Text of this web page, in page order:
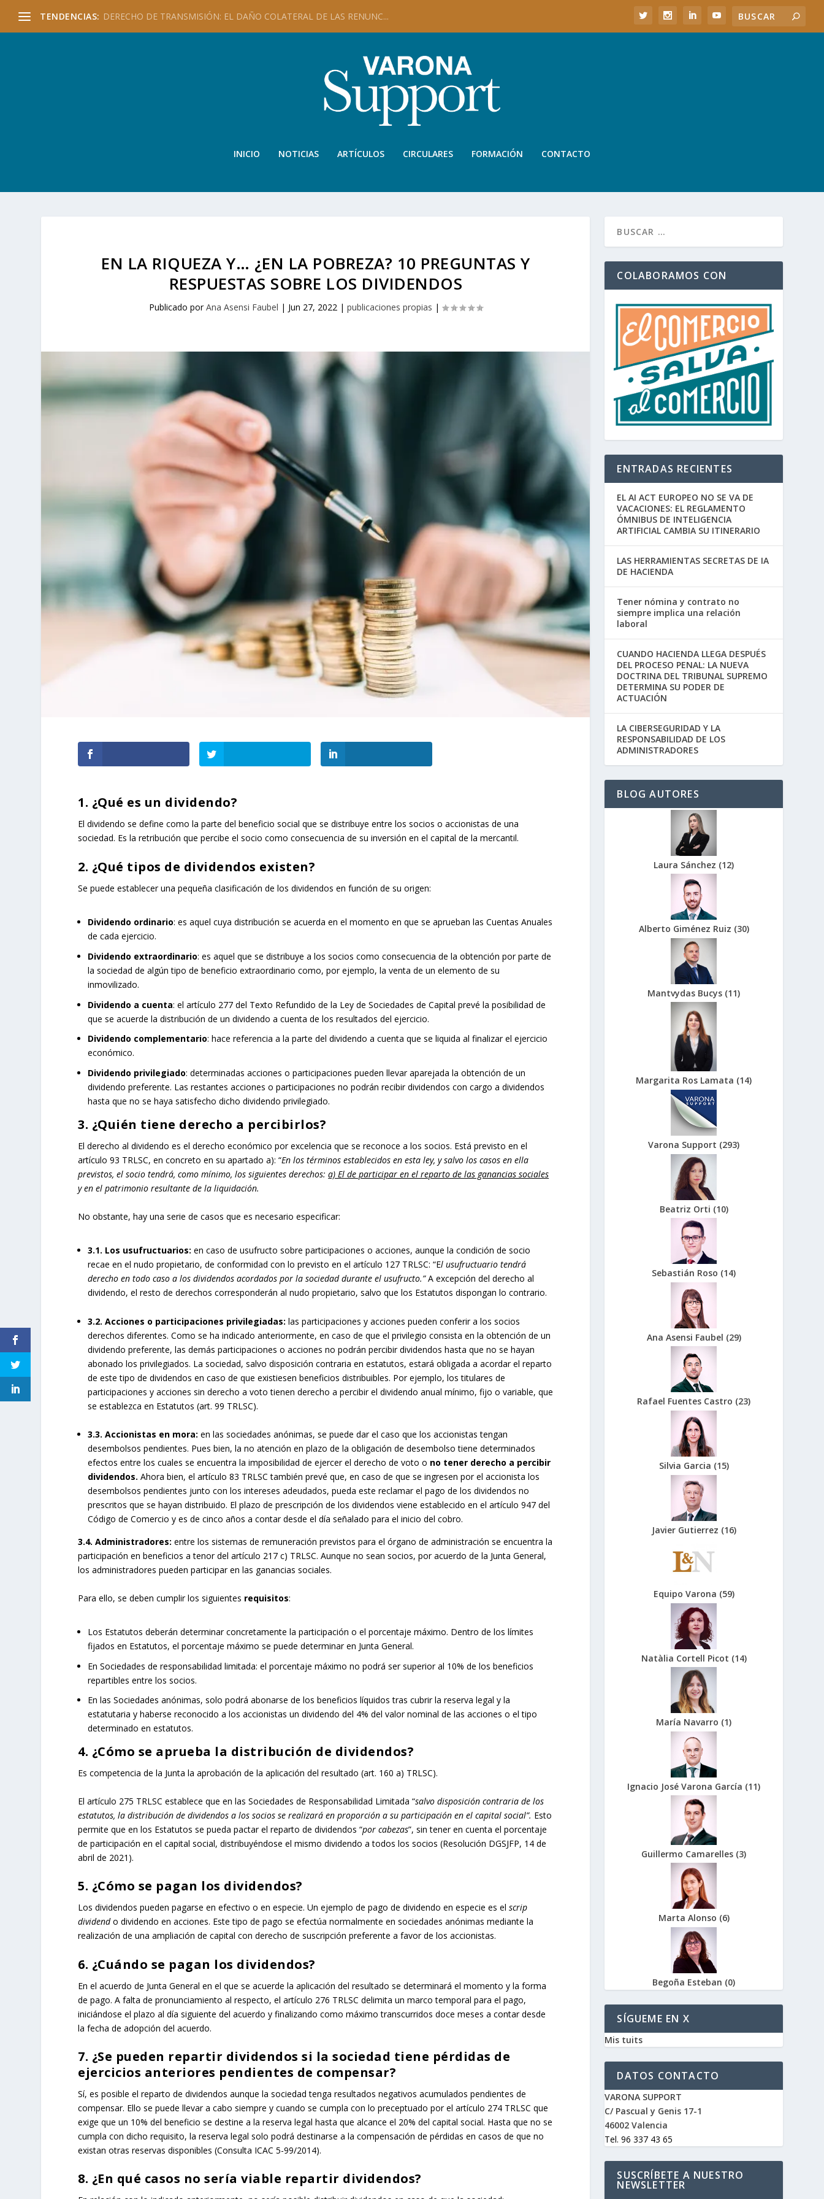
TENDENCIAS: RESUMEN DE PRENSA: LOS MEDIOS DE COMUNICACIÓN INFORMAN ...
INICIO NOTICIAS ARTÍCULOS CIRCULARES FORMACIÓN CONTACTO
EN LA RIQUEZA Y… ¿EN LA POBREZA? 10 PREGUNTAS Y
RESPUESTAS SOBRE LOS DIVIDENDOS
Publicado porAna Asensi Faubel | Jun 27, 2022| publicaciones propias |
1. ¿Qué es un dividendo?
El dividendo se define como la parte del beneficio social que se distribuye entre los socios o accionistas de una
sociedad. Es la retribución que percibe el socio como consecuencia de su inversión en el capital de la mercantil.
2. ¿Qué tipos de dividendos existen?
Se puede establecer una pequeña clasificación de los dividendos en función de su origen:
Dividendo ordinario: es aquel cuya distribución se acuerda en el momento en que se aprueban las Cuentas Anuales
de cada ejercicio.
Dividendo extraordinario: es aquel que se distribuye a los socios como consecuencia de la obtención por parte de
la sociedad de algún tipo de beneficio extraordinario como, por ejemplo, la venta de un elemento de su
inmovilizado.
Dividendo a cuenta: el artículo 277 del Texto Refundido de la Ley de Sociedades de Capital prevé la posibilidad de
que se acuerde la distribución de un dividendo a cuenta de los resultados del ejercicio.
Dividendo complementario: hace referencia a la parte del dividendo a cuenta que se liquida al finalizar el ejercicio
económico.
Dividendo privilegiado: determinadas acciones o participaciones pueden llevar aparejada la obtención de un
dividendo preferente. Las restantes acciones o participaciones no podrán recibir dividendos con cargo a dividendos
hasta que no se haya satisfecho dicho dividendo privilegiado.
3. ¿Quién tiene derecho a percibirlos?
El derecho al dividendo es el derecho económico por excelencia que se reconoce a los socios. Está previsto en el
artículo 93 TRLSC, en concreto en su apartado a): “En los términos establecidos en esta ley, y salvo los casos en ella
previstos, el socio tendrá, como mínimo, los siguientes derechos:a) El de participar en el reparto de las ganancias sociales
y en el patrimonio resultante de la liquidación.
No obstante, hay una serie de casos que es necesario especificar:
3.1. Los usufructuarios:en caso de usufructo sobre participaciones o acciones, aunque la condición de socio
recae en el nudo propietario, de conformidad con lo previsto en el artículo 127 TRLSC: “El usufructuario tendrá
derecho en todo caso a los dividendos acordados por la sociedad durante el usufructo.”A excepción del derecho al
dividendo, el resto de derechos corresponderán al nudo propietario, salvo que los Estatutos dispongan lo contrario.
3.2. Acciones o participaciones privilegiadas: las participaciones y acciones pueden conferir a los socios
derechos diferentes. Como se ha indicado anteriormente, en caso de que el privilegio consista en la obtención de un
dividendo preferente, las demás participaciones o acciones no podrán percibir dividendos hasta que no se hayan
abonado los privilegiados. La sociedad, salvo disposición contraria en estatutos, estará obligada a acordar el reparto
de este tipo de dividendos en caso de que existiesen beneficios distribuibles. Por ejemplo, los titulares de
participaciones y acciones sin derecho a voto tienen derecho a percibir el dividendo anual mínimo, fijo o variable, que
se establezca en Estatutos (art. 99 TRLSC).
3.3. Accionistas en mora: en las sociedades anónimas, se puede dar el caso que los accionistas tengan
desembolsos pendientes. Pues bien, la no atención en plazo de la obligación de desembolso tiene determinados
efectos entre los cuales se encuentra la imposibilidad de ejercer el derecho de voto o no tener derecho a percibir
dividendos. Ahora bien, el artículo 83 TRLSC también prevé que, en caso de que se ingresen por el accionista los
desembolsos pendientes junto con los intereses adeudados, pueda este reclamar el pago de los dividendos no
prescritos que se hayan distribuido. El plazo de prescripción de los dividendos viene establecido en el artículo 947 del
Código de Comercio y es de cinco años a contar desde el día señalado para el inicio del cobro.
3.4. Administradores: entre los sistemas de remuneración previstos para el órgano de administración se encuentra la
participación en beneficios a tenor del artículo 217 c) TRLSC. Aunque no sean socios, por acuerdo de la Junta General,
los administradores pueden participar en las ganancias sociales.
Para ello, se deben cumplir los siguientes requisitos:
Los Estatutos deberán determinar concretamente la participación o el porcentaje máximo. Dentro de los límites
fijados en Estatutos, el porcentaje máximo se puede determinar en Junta General.
En Sociedades de responsabilidad limitada: el porcentaje máximo no podrá ser superior al 10% de los beneficios
repartibles entre los socios.
En las Sociedades anónimas, solo podrá abonarse de los beneficios líquidos tras cubrir la reserva legal y la
estatutaria y haberse reconocido a los accionistas un dividendo del 4% del valor nominal de las acciones o el tipo
determinado en estatutos.
4. ¿Cómo se aprueba la distribución de dividendos?
Es competencia de la Junta la aprobación de la aplicación del resultado (art. 160 a) TRLSC).
El artículo 275 TRLSC establece que en las Sociedades de Responsabilidad Limitada “salvo disposición contraria de los
estatutos, la distribución de dividendos a los socios se realizará en proporción a su participación en el capital social”. Esto
permite que en los Estatutos se pueda pactar el reparto de dividendos “por cabezas”, sin tener en cuenta el porcentaje
de participación en el capital social, distribuyéndose el mismo dividendo a todos los socios (Resolución DGSJFP, 14 de
abril de 2021).
5. ¿Cómo se pagan los dividendos?
Los dividendos pueden pagarse en efectivo o en especie. Un ejemplo de pago de dividendo en especie es elscrip
dividendo dividendo en acciones. Este tipo de pago se efectúa normalmente en sociedades anónimas mediante la
realización de una ampliación de capital con derecho de suscripción preferente a favor de los accionistas.
6. ¿Cuándo se pagan los dividendos?
En el acuerdo de Junta General en el que se acuerde la aplicación del resultado se determinará el momento y la forma
de pago. A falta de pronunciamiento al respecto, el artículo 276 TRLSC delimita un marco temporal para el pago,
iniciándose el plazo al día siguiente del acuerdo y finalizando como máximo transcurridos doce meses a contar desde
la fecha de adopción del acuerdo.
7. ¿Se pueden repartir dividendos si la sociedad tiene pérdidas de
ejercicios anteriores pendientes de compensar?
Sí, es posible el reparto de dividendos aunque la sociedad tenga resultados negativos acumulados pendientes de
compensar. Ello se puede llevar a cabo siempre y cuando se cumpla con lo preceptuado por el artículo 274 TRLSC que
exige que un 10% del beneficio se destine a la reserva legal hasta que alcance el 20% del capital social. Hasta que no se
cumpla con dicho requisito, la reserva legal solo podrá destinarse a la compensación de pérdidas en casos de que no
existan otras reservas disponibles (Consulta ICAC 5-99/2014).
8. ¿En qué casos no sería viable repartir dividendos?
COLABORAMOS CON
ENTRADAS RECIENTES
EL AI ACT EUROPEO NO SE VA DE
VACACIONES: EL REGLAMENTO
ÓMNIBUS DE INTELIGENCIA
ARTIFICIAL CAMBIA SU ITINERARIO
LAS HERRAMIENTAS SECRETAS DE IA
DE HACIENDA
Tener nómina y contrato no
siempre implica una relación
laboral
CUANDO HACIENDA LLEGA DESPUÉS
DEL PROCESO PENAL: LA NUEVA
DOCTRINA DEL TRIBUNAL SUPREMO
DETERMINA SU PODER DE
ACTUACIÓN
LA CIBERSEGURIDAD Y LA
RESPONSABILIDAD DE LOS
ADMINISTRADORES
BLOG AUTORES
Laura Sánchez (12)
Alberto Giménez Ruiz (30)
Mantvydas Bucys (11)
Margarita Ros Lamata (14)
Varona Support (293)
Beatriz Orti (10)
Sebastián Roso (14)
Ana Asensi Faubel (29)
Rafael Fuentes Castro (23)
Silvia Garcia (15)
Javier Gutierrez (16)
Equipo Varona (59)
Natàlia Cortell Picot (14)
María Navarro (1)
Ignacio José Varona García (11)
Guillermo Camarelles (3)
Marta Alonso (6)
Begoña Esteban (0)
SÍGUEME EN X
Mis tuits
DATOS CONTACTO
VARONA SUPPORT
C/ Pascual y Genis 17-1
46002 Valencia
Tel. 96 337 43 65
SUSCRÍBETE A NUESTRO
NEWSLETTER